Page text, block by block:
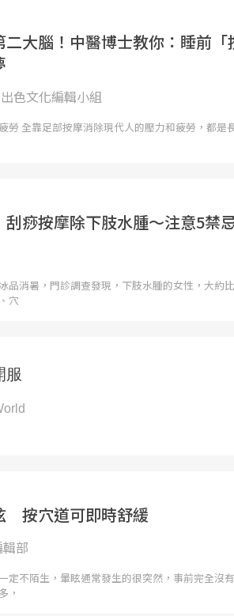
大腦！中醫博士教你：睡前「
色文化編輯小組
勞 全靠足部按摩消除現代人的壓力和疲勞，都是
刮痧按摩除下肢水腫～注意5禁
品消暑，門診調查發現，下肢水腫的女性，大約
穴
按穴道可即時舒緩
部
定不陌生，暈眩通常發生的很突然，事前完全沒
，